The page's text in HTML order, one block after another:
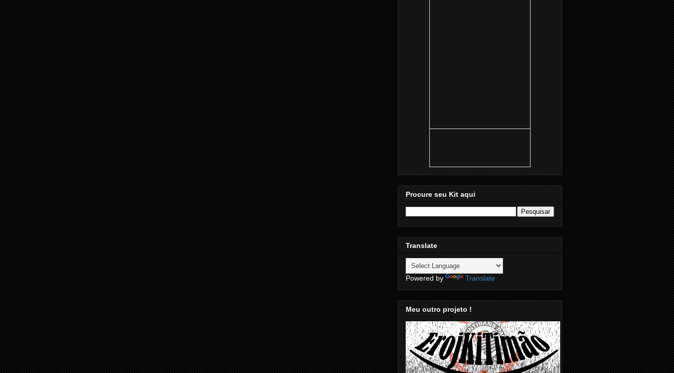
Procure seu Kit aqui
Translate
Powered by Translate
Meu outro projeto !